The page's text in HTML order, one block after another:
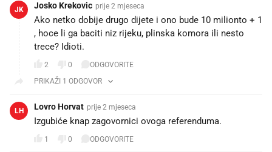
JK Josko Krekovic prije 2 mjeseca
Ako netko dobije drugo dijete i ono bude 10 milionto + 1
, hoce li ga baciti niz rijeku, plinska komora ili nesto
trece? Idioti.
2 0
ODGOVORITE
PRIKAŽI 1 ODGOVOR
LH Lovro Horvat prije 2 mjeseca
Izgubiće knap zagovornici ovoga referenduma.
1 0 ODGOVORITE